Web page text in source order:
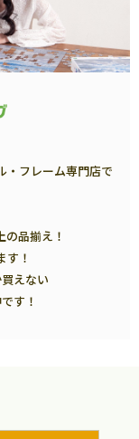
・フレーム専門店で
の品揃え！
す！
えない
す！